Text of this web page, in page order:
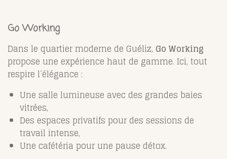
Go Working
Dans le quartier moderne de Guéliz, Go Working
propose une expérience haut de gamme. Ici, tout
respire l’élégance :
Une salle lumineuse avec des grandes baies
vitrées,
Des espaces privatifs pour des sessions de
travail intense,
Une cafétéria pour une pause détox.